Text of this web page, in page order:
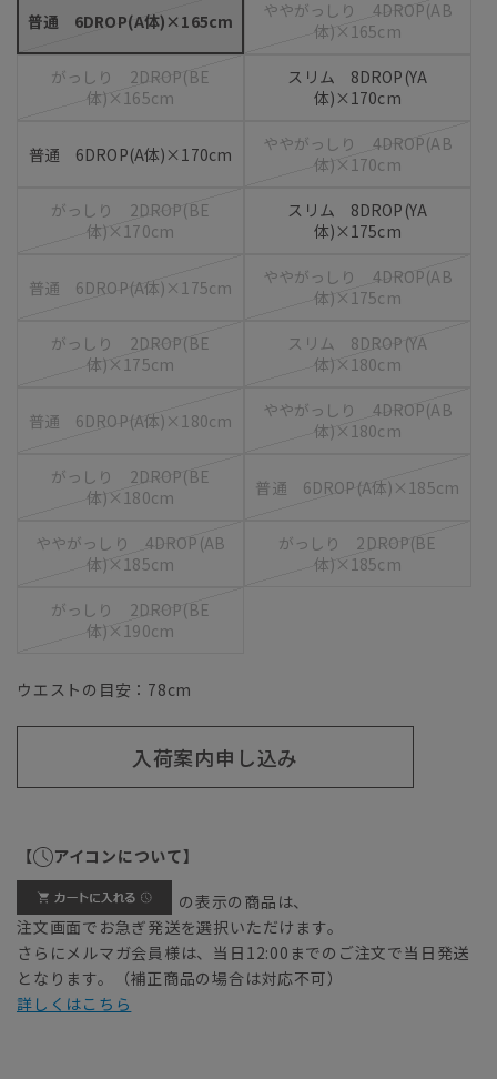
普通 6DROP(A体)×165cm
ややがっしり 4DROP(AB
体)×165cm
がっしり 2DROP(BE
体)×165cm
スリム 8DROP(YA
体)×170cm
普通 6DROP(A体)×170cm
ややがっしり 4DROP(AB
体)×170cm
がっしり 2DROP(BE
体)×170cm
スリム 8DROP(YA
体)×175cm
普通 6DROP(A体)×175cm
ややがっしり 4DROP(AB
体)×175cm
がっしり 2DROP(BE
体)×175cm
スリム 8DROP(YA
体)×180cm
普通 6DROP(A体)×180cm
ややがっしり 4DROP(AB
体)×180cm
がっしり 2DROP(BE
体)×180cm
普通 6DROP(A体)×185cm
ややがっしり 4DROP(AB
体)×185cm
がっしり 2DROP(BE
体)×185cm
がっしり 2DROP(BE
体)×190cm
ウエストの目安： 78cm
入荷案内申し込み
【 アイコンについて】
の表示の商品は、
注文画面でお急ぎ発送を選択いただけます。
さらにメルマガ会員様は、当日12:00までのご注文で当日発送
となります。（補正商品の場合は対応不可）
詳しくはこちら